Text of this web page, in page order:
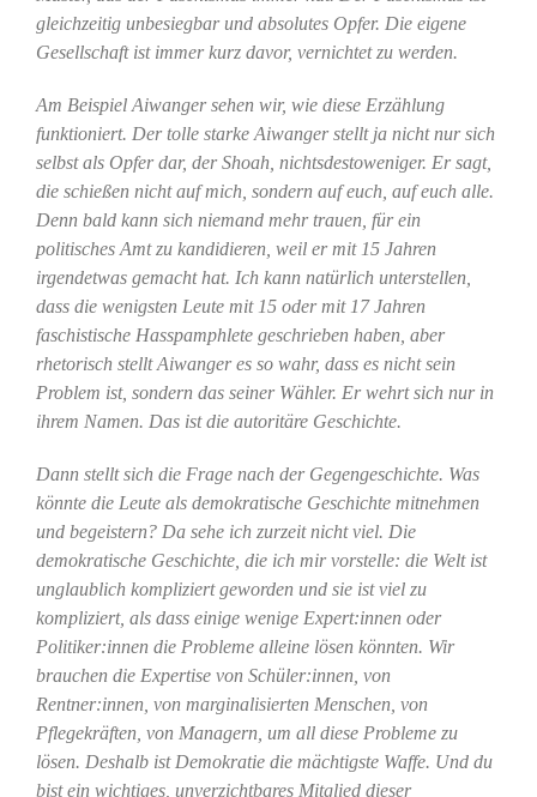
gleichzeitig unbesiegbar und absolutes Opfer. Die eigene
Gesellschaft ist immer kurz davor, vernichtet zu werden.
Am Beispiel Aiwanger sehen wir, wie diese Erzählung
funktioniert. Der tolle starke Aiwanger stellt ja nicht nur sich
selbst als Opfer dar, der Shoah, nichtsdestoweniger. Er sagt,
die schießen nicht auf mich, sondern auf euch, auf euch alle.
Denn bald kann sich niemand mehr trauen, für ein
politisches Amt zu kandidieren, weil er mit 15 Jahren
irgendetwas gemacht hat. Ich kann natürlich unterstellen,
dass die wenigsten Leute mit 15 oder mit 17 Jahren
faschistische Hasspamphlete geschrieben haben, aber
rhetorisch stellt Aiwanger es so wahr, dass es nicht sein
Problem ist, sondern das seiner Wähler. Er wehrt sich nur in
ihrem Namen. Das ist die autoritäre Geschichte.
Dann stellt sich die Frage nach der Gegengeschichte. Was
könnte die Leute als demokratische Geschichte mitnehmen
und begeistern? Da sehe ich zurzeit nicht viel. Die
demokratische Geschichte, die ich mir vorstelle: die Welt ist
unglaublich kompliziert geworden und sie ist viel zu
kompliziert, als dass einige wenige Expert:innen oder
Politiker:innen die Probleme alleine lösen könnten. Wir
brauchen die Expertise von Schüler:innen, von
Rentner:innen, von marginalisierten Menschen, von
Pflegekräften, von Managern, um all diese Probleme zu
lösen. Deshalb ist Demokratie die mächtigste Waffe. Und du
bist ein wichtiges, unverzichtbares Mitglied dieser